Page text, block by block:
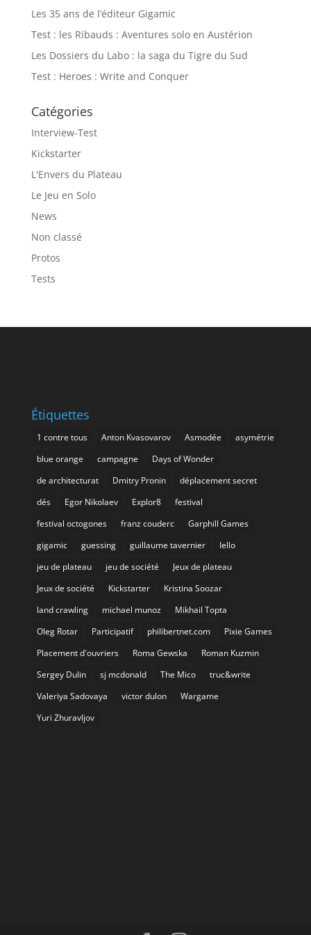
Les 35 ans de l’éditeur Gigamic
Test : les Ribauds : Aventures solo en Austérion
Les Dossiers du Labo : la saga du Tigre du Sud
Test : Heroes : Write and Conquer
Catégories
Interview-Test
Kickstarter
L'Envers du Plateau
Le Jeu en Solo
News
Non classé
Protos
Tests
Étiquettes
1 contre tous Anton Kvasovarov Asmodée
asymétrie
blue orange
campagne
Days of Wonder
de architecturat
Dmitry Pronin
déplacement secret
dés
Egor Nikolaev Explor8
festival
festival octogones
franz couderc
Garphill Games
gigamic
guessing guillaume tavernier
Iello
jeu de plateau
jeu de société
Jeux de plateau
Jeux de société
Kickstarter
Kristina Soozar
land crawling
michael munoz
Mikhail Topta
Oleg Rotar
Participatif philibertnet.com
Pixie Games
Placement d'ouvriers
Roma Gewska
Roman Kuzmin
Sergey Dulin
sj mcdonald The Mico
truc&write
Valeriya Sadovaya
victor dulon
Wargame
Yuri Zhuravljov